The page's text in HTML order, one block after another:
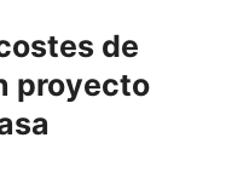
de
proyecto